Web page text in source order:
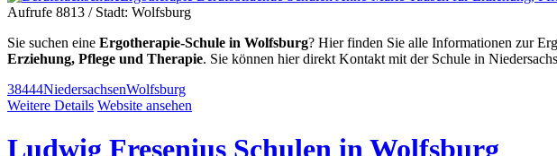
Aufrufe 8813 / Stadt: Wolfsburg
Sie suchen eine Ergotherapie-Schule in Wolfsburg? Hier finden Sie alle Informationen zur
Erziehung, Pflege und Therapie. Sie können hier direkt Kontakt mit der Schule in
38444NiedersachsenWolfsburg
Weitere Details Website ansehen
Ludwig Fresenius Schulen in Wolfsburg